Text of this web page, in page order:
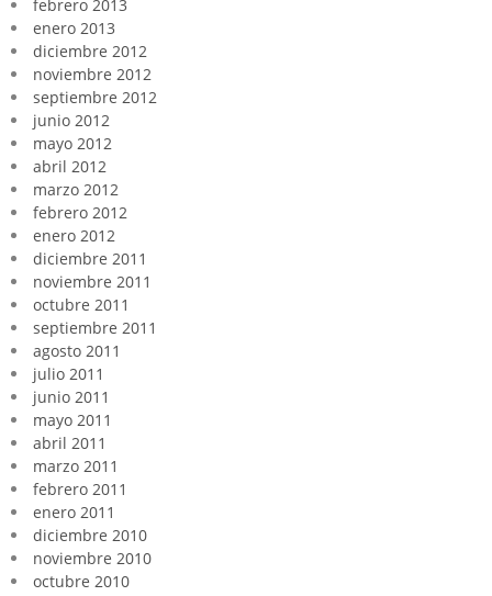
febrero 2013
enero 2013
diciembre 2012
noviembre 2012
septiembre 2012
junio 2012
mayo 2012
abril 2012
marzo 2012
febrero 2012
enero 2012
diciembre 2011
noviembre 2011
octubre 2011
septiembre 2011
agosto 2011
julio 2011
junio 2011
mayo 2011
abril 2011
marzo 2011
febrero 2011
enero 2011
diciembre 2010
noviembre 2010
octubre 2010